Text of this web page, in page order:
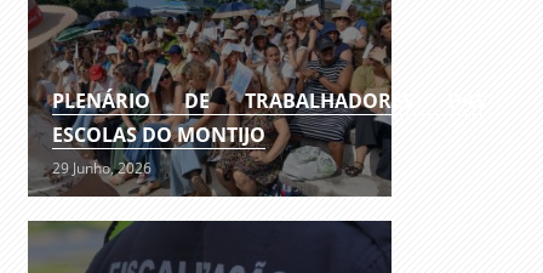
PLENÁRIO DE TRABALHADORES DAS
ESCOLAS DO MONTIJO
29 Junho, 2026